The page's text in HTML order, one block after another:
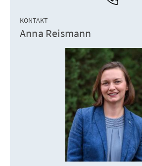
KONTAKT
Anna Reismann